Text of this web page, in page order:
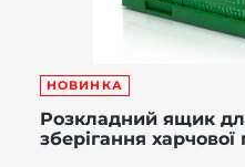
НОВИНКА
Розкладний ящик
зберігання харчової